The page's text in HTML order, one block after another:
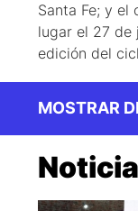
Santa Fe; y el
lugar el 27 de
edición del
MOSTRAR